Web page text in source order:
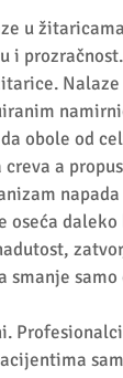
u
i
obole od
a
oseća
smanje samo